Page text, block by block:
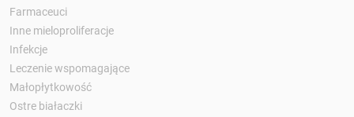
Farmaceuci
Inne mieloproliferacje
Infekcje
Leczenie wspomagające
Małopłytkowość
Ostre białaczki